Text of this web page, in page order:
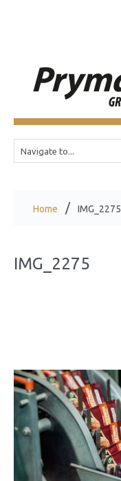
Home IMG_2275
IMG_2275